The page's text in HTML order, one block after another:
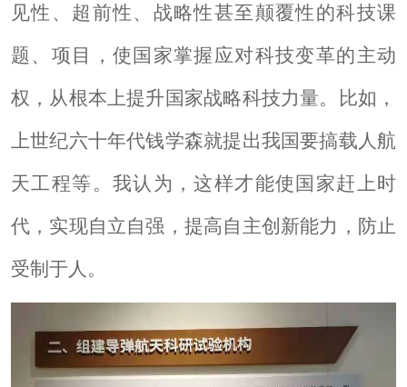
见性、超前性、战略性甚至颠覆性的科技课
题、项目，使国家掌握应对科技变革的主动
权，从根本上提升国家战略科技力量。比如，
上世纪六十年代钱学森就提出我国要搞载人航
天工程等。我认为，这样才能使国家赶上时
代，实现自立自强，提高自主创新能力，防止
受制于人。